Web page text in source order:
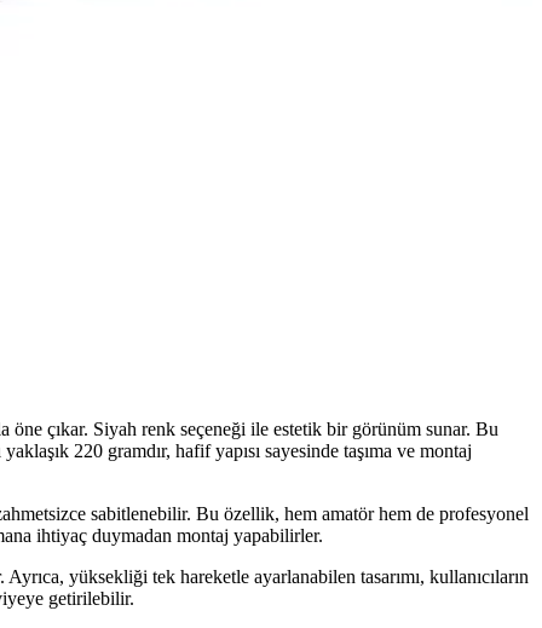
çıkar. Siyah renk seçeneği ile estetik bir görünüm sunar. Bu
220 gramdır, hafif yapısı sayesinde taşıma ve montaj
sabitlenebilir. Bu özellik, hem amatör hem de profesyonel
ihtiyaç duymadan montaj yapabilirler.
yüksekliği tek hareketle ayarlanabilen tasarımı, kullanıcıların
getirilebilir.